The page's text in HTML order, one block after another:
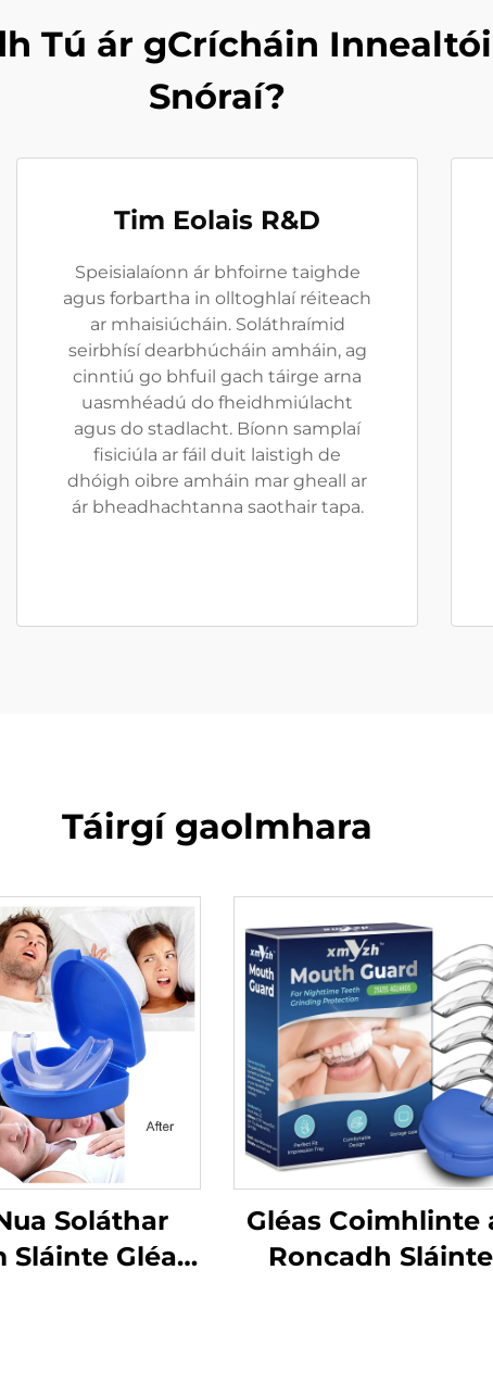
Tú ár gCrícháin
Snóraí?
Tim Eolais R&D
Speisialaíonn ár bhfoirne taighde
agus forbartha in olltoghlaí réiteach
ar mhaisiúcháin. Soláthraímid
seirbhísí dearbhúcháin amháin, ag
cinntiú go bhfuil gach táirge arna
uasmhéadú do fheidhmiúlacht
agus do stadlacht. Bíonn samplaí
fisiciúla ar fáil duit laistigh de
dhóigh oibre amháin mar gheall ar
ár bheadhachtanna saothair tapa.
Táirgí gaolmhara
Soláthar
Sláinte Gléas
Gléas Coimhlinte
Roncadh Sláinte